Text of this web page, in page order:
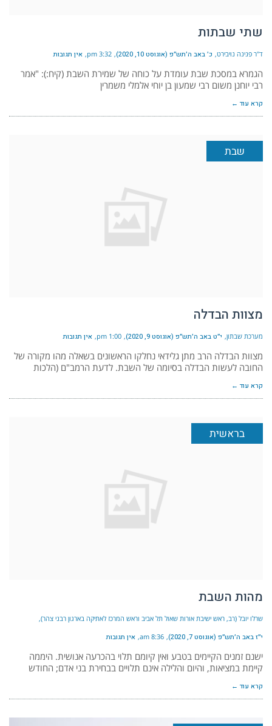
שתי שבתות
ד"ר פנינה נויבירט כ׳ באב ה׳תש״פ (אוגוסט 10, 2020) 3:32 pm אין תגובות
הגמרא במסכת שבת עומדת על כוחה של שמירת השבת (קיח:): "אמר
רבי יוחנן משום רבי שמעון בן יוחי אלמלי משמרין
קרא עוד ←
שבת
מצוות הבדלה
מערכת שבתון י״ט באב ה׳תש״פ (אוגוסט 9, 2020) 1:00 pm אין תגובות
מצוות הבדלה הרב מתן גלידאי נחלקו הראשונים בשאלה מהו מקורה של
החובה לעשות הבדלה בסיומה של השבת. לדעת הרמב"ם (הלכות
קרא עוד ←
בראשית
מהות השבת
שרלו יובל (רב, ראש ישיבת אורות שאול תל אביב וראש המרכז לאתיקה בארגון רבני צהר)
י״ז באב ה׳תש״פ (אוגוסט 7, 2020) 8:36 am אין תגובות
ישנם זמנים הקיימים בטבע ואין קיומם תלוי בהכרעה אנושית. היממה
קיימת במציאות, והיום והלילה אינם תלויים בבחירת בני אדם; החודש
קרא עוד ←